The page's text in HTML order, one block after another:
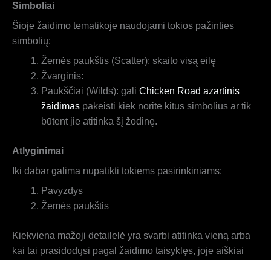
Simboliai
Šioje žaidimo tematikoje naudojami tokios pažinties
simbolių:
Žemės paukštis (Scatter): skaito visą eilę
Žvarginis:
Paukščiai (Wilds): gali Chicken Road azartinis
žaidimas pakeisti kiek norite kitus simbolius ar tik
būtent jie atitinka šį žodinę.
Atlyginimai
Iki dabar galima nupatikti tokiems pasirinkiniams:
Pavyzdys
Žemės paukštis
Kiekviena mažoji detailelė yra svarbi atitinka vieną arba
kai tai prasidodųsi pagal žaidimo taisyklęs, joje aiškiai